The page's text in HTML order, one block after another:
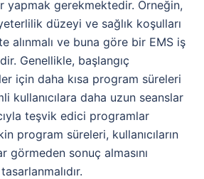
yapmak gerekmektedir. Örneğin,
düzeyi ve sağlık koşulları
alınmalı ve buna göre bir EMS iş
Genellikle, başlangıç
için daha kısa program süreleri
kullanıcılara daha uzun seanslar
teşvik edici programlar
program süreleri, kullanıcıların
görmeden sonuç almasını